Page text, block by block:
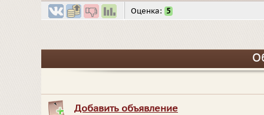
Оценка: 5
Добавить объявление